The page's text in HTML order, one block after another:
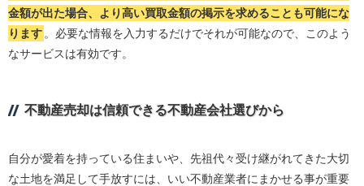
金額が出た場合、より高い買取金額の掲示を求めることも可能にな
ります 。必要な情報を入力するだけでそれが可能なので、このよう
なサービスは有効です。
不動産売却は信頼できる不動産会社選びから
自分が愛着を持っている住まいや、先祖代々受け継がれてきた大切
な土地を満足して手放すには、いい不動産業者にまかせる事が重要